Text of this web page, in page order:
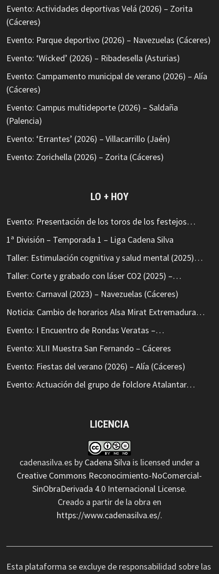
Evento: Actividades deportivas Velá (2026) – Zorita
(Cáceres)
Evento: Parque deportivo (2026) – Navezuelas (Cáceres)
Evento: ‘Wicked’ (2026) – Ribadesella (Asturias)
Evento: Campamento municipal de verano (2026) – Alía
(Cáceres)
Evento: Campus multideporte (2026) – Saldaña
(Palencia)
Evento: ‘Errantes’ (2026) – Villacarrillo (Jaén)
Evento: Zorichella (2026) – Zorita (Cáceres)
LO + HOY
Evento: Presentación de los toros de los festejos…
1ª División – Temporada 1 – Liga Cadena Silva
Taller: Estimulación cognitiva y salud mental (2025)…
Taller: Corte y grabado con láser CO2 (2025) –…
Evento: Carnaval (2023) – Navezuelas (Cáceres)
Noticia: Cambio de horarios Alsa Mirat Extremadura…
Evento: I Encuentro de Rondas Veratas –…
Evento: XLII Muestra San Fernando – Cáceres
Evento: Fiestas del verano (2026) – Alía (Cáceres)
Evento: Actuación del grupo de folclore Atalantar…
LICENCIA
cadenasilva.es by Cadena Silva is licensed under a
Creative Commons Reconocimiento-NoComercial-
SinObraDerivada 4.0 Internacional License.
Creado a partir de la obra en
https://www.cadenasilva.es/.
Esta plataforma se excluye de responsabilidad sobre las